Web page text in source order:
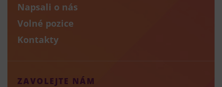
Napsali o nás
Volné pozice
Kontakty
ZAVOLEJTE NÁM